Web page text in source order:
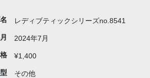
レディブティックシリーズno.8541
2024年7月
¥1,400
その他